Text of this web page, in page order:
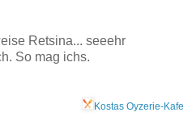
Retsina... seeehr
So mag ichs.
Kostas Oyzerie-Kafe